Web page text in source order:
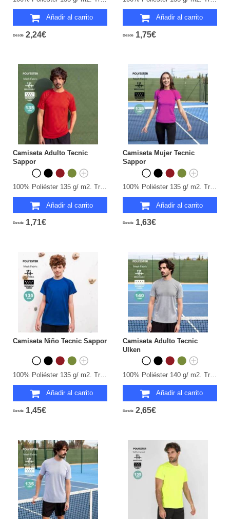
Añadir al carrito
Desde 2,24€
Añadir al carrito
Desde 1,75€
Camiseta Adulto Tecnic
Sappor
100% Poliéster 135 g/ m2. Transpirable.
Añadir al carrito
Desde 1,71€
Camiseta Mujer Tecnic
Sappor
100% Poliéster 135 g/ m2. Transpirable.
Añadir al carrito
Desde 1,63€
Camiseta Niño Tecnic Sappor
Añadir al carrito
Desde 1,45€
Camiseta Adulto Tecnic
Ulken
Añadir al carrito
Desde 2,65€